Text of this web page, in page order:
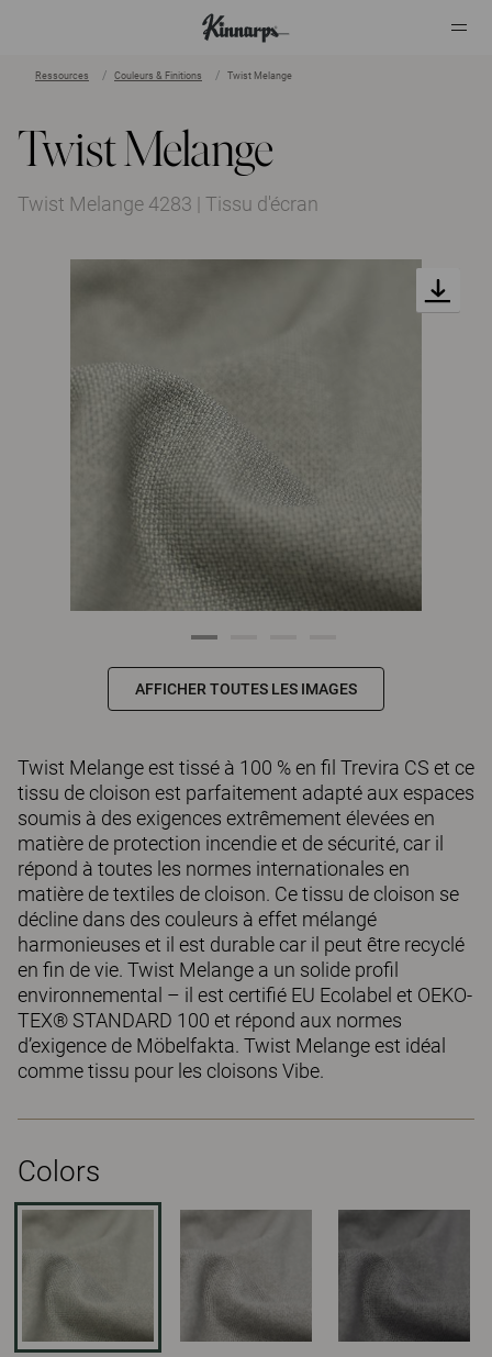
Ressources Couleurs & Finitions Twist Melange
Twist Melange
Twist Melange 4283 | Tissu d'écran
AFFICHER TOUTES LES IMAGES
Twist Melange est tissé à 100 % en fil Trevira CS et ce
tissu de cloison est parfaitement adapté aux espaces
soumis à des exigences extrêmement élevées en
matière de protection incendie et de sécurité, car il
répond à toutes les normes internationales en
matière de textiles de cloison. Ce tissu de cloison se
décline dans des couleurs à effet mélangé
harmonieuses et il est durable car il peut être recyclé
en fin de vie. Twist Melange a un solide profil
environnemental – il est certifié EU Ecolabel et OEKO-
TEX® STANDARD 100 et répond aux normes
d’exigence de Möbelfakta. Twist Melange est idéal
comme tissu pour les cloisons Vibe.
Colors